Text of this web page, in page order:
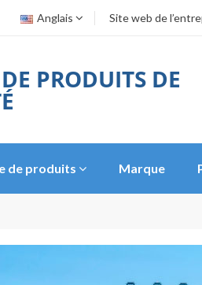
Anglais Site web de
PRODUITS DE
de produits Marque